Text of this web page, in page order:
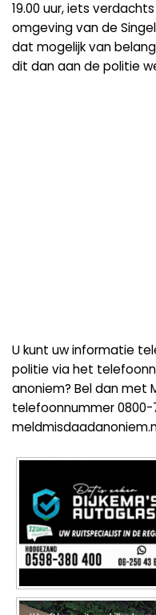
19.00 uur, iets
omgeving van de
dat mogelijk van
dit dan aan de politie
U kunt uw informatie
politie via het
anoniem? Bel dan met
telefoonnummer 0800-